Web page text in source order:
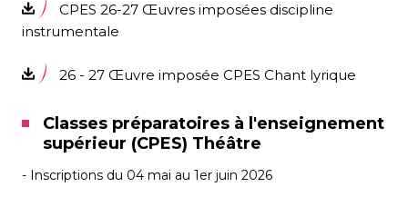
CPES 26-27 Œuvres imposées discipline
instrumentale
26 - 27 Œuvre imposée CPES Chant lyrique
Classes préparatoires à l'enseignement
supérieur (CPES) Théâtre
- Inscriptions du 04 mai au 1er juin 2026